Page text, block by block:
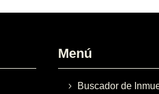
Menú
Buscador de